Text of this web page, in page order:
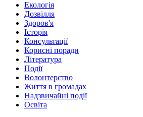
Екологія
Дозвілля
Здоров'я
Історія
Консультації
Корисні поради
Література
Події
Волонтерство
Життя в громадах
Надзвичайні події
Освіта